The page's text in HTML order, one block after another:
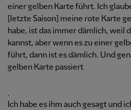
einer gelben Karte führt. Ich
[letzte Saison] meine rote Karte
habe, ist das immer dämlich, weil
kannst, aber wenn es zu einer
führt, dann ist es dämlich. Und
gelben Karte passiert
.
Ich habe es ihm auch gesagt und